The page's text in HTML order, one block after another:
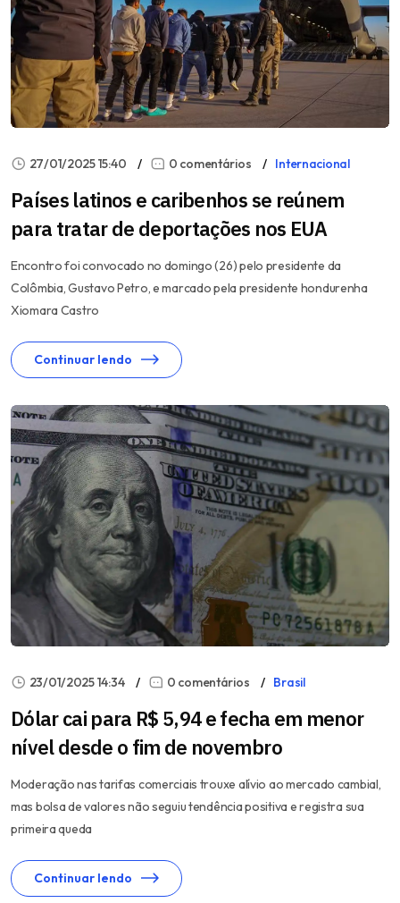
27/01/2025 15:40 0 comentários Internacional
Países latinos e caribenhos se reúnem
para tratar de deportações nos EUA
Encontro foi convocado no domingo (26) pelo presidente da
Colômbia, Gustavo Petro, e marcado pela presidente hondurenha
Xiomara Castro
Continuar lendo
23/01/2025 14:34 0 comentários Brasil
Dólar cai para R$ 5,94 e fecha em menor
nível desde o fim de novembro
Moderação nas tarifas comerciais trouxe alívio ao mercado cambial,
mas bolsa de valores não seguiu tendência positiva e registra sua
primeira queda
Continuar lendo